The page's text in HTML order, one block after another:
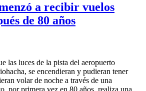
a recibir vuelos
de 80 años
las luces de la pista del aeropuerto
se encendieran y pudieran tener
volar de noche a través de una
por primera vez en 80 años, realiza una